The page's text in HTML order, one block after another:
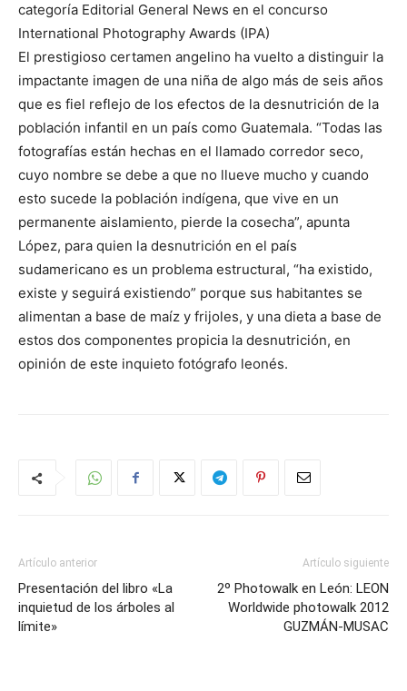
categoría Editorial General News en el concurso
International Photography Awards (IPA)
El prestigioso certamen angelino ha vuelto a distinguir la
impactante imagen de una niña de algo más de seis años
que es fiel reflejo de los efectos de la desnutrición de la
población infantil en un país como Guatemala. “Todas las
fotografías están hechas en el llamado corredor seco,
cuyo nombre se debe a que no llueve mucho y cuando
esto sucede la población indígena, que vive en un
permanente aislamiento, pierde la cosecha”, apunta
López, para quien la desnutrición en el país
sudamericano es un problema estructural, “ha existido,
existe y seguirá existiendo” porque sus habitantes se
alimentan a base de maíz y frijoles, y una dieta a base de
estos dos componentes propicia la desnutrición, en
opinión de este inquieto fotógrafo leonés.
Artículo anterior
Presentación del libro «La
inquietud de los árboles al
límite»
Artículo siguiente
2º Photowalk en León: LEON
Worldwide photowalk 2012
GUZMÁN-MUSAC